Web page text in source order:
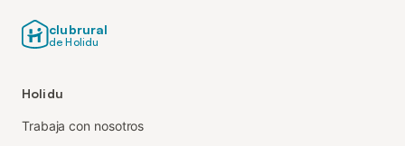
clubrural
de Holidu
Holidu
Trabaja con nosotros